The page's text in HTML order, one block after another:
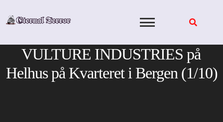
VULTURE INDUSTRIES på
Helhus på Kvarteret i Bergen (1/10)